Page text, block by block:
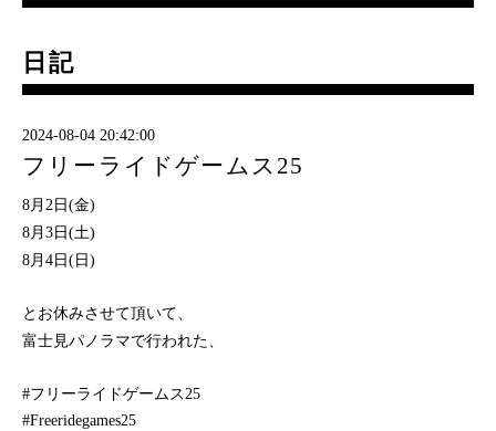
日記
2024-08-04 20:42:00
フリーライドゲームス25
8月2日(金)
8月3日(土)
8月4日(日)
とお休みさせて頂いて、
富士見パノラマで行われた、
#フリーライドゲームス25
#Freeridegames25